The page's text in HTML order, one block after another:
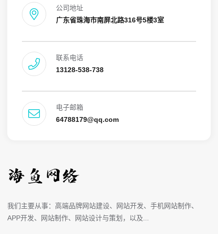
公司地址
广东省珠海市南屏北路316号5楼3室
联系电话
13128-538-738
电子邮箱
64788179@qq.com
我们主要从事：高端品牌网站建设、网站开发、手机网站制作、
APP开发、网站制作、网站设计与策划，以及...